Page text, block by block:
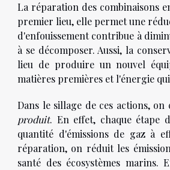
La réparation des combinaisons
premier lieu, elle permet une
d'enfouissement contribue à
à se décomposer. Aussi, la
lieu de produire un nouvel
matières premières et l'énergie
Dans le sillage de ces actions,
produit. En effet, chaque étape
quantité d'émissions de gaz à
réparation, on réduit les
santé des écosystèmes